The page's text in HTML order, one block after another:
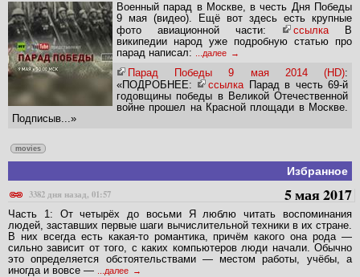
Военный парад в Москве, в честь Дня Победы
9 мая (видео). Ещё вот здесь есть крупные
фото авиационной части:
ссылкаВ
википедии народ уже подробную статью про
парад написал:
...далее
Парад Победы 9 мая 2014 (HD):
«ПОДРОБНЕЕ:
ссылкаПарад в честь 69-й
годовщины победы в Великой Отечественной
войне прошел на Красной площади в Москве.
Подписыв...»
movies
Избранное
3382 дня назад, 01:57
5 мая 2017
Часть 1: От четырёх до восьми Я люблю читать воспоминания
людей, заставших первые шаги вычислительной техники в их стране.
В них всегда есть какая-то романтика, причём какого она рода —
сильно зависит от того, с каких компьютеров люди начали. Обычно
это определяется обстоятельствами — местом работы, учёбы, а
иногда и вовсе —
...далее